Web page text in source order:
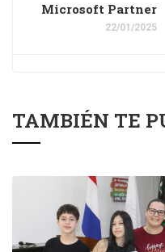
Microsoft Partner
22/01/2025
TAMBIÉN TE